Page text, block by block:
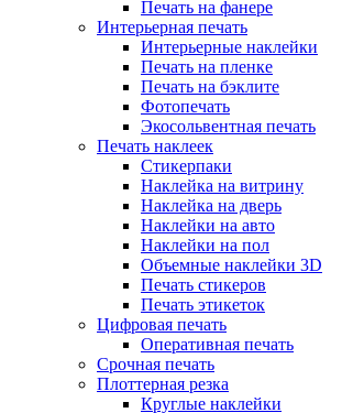
Печать на фанере
Интерьерная печать
Интерьерные наклейки
Печать на пленке
Печать на бэклите
Фотопечать
Экосольвентная печать
Печать наклеек
Стикерпаки
Наклейка на витрину
Наклейка на дверь
Наклейки на авто
Наклейки на пол
Объемные наклейки 3D
Печать стикеров
Печать этикеток
Цифровая печать
Оперативная печать
Срочная печать
Плоттерная резка
Круглые наклейки